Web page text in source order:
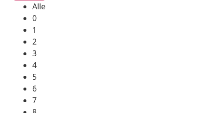
Alle
0
1
2
3
4
5
6
7